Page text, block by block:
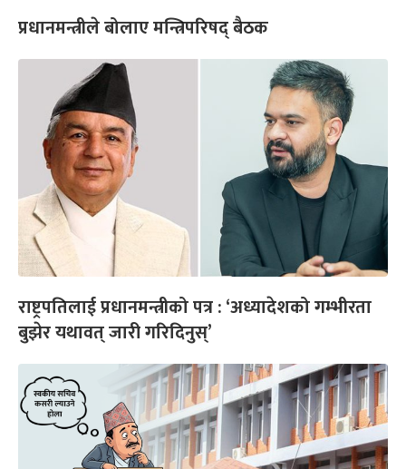
प्रधानमन्त्रीले बोलाए मन्त्रिपरिषद् बैठक
राष्ट्रपतिलाई प्रधानमन्त्रीको पत्र : ‘अध्यादेशको गम्भीरता
बुझेर यथावत् जारी गरिदिनुस्’